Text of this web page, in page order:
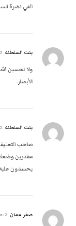
القي نضرة
بنت السلطنه 2 أكتوبر، 2018 10:23 ص
ولا تحسبن
الأبصار.
بنت السلطنه 2 أكتوبر، 2018 11:25 ص
صاحب التعليقين
مقدرين وضعك
يحسدون
صقر عمان 2 أكتوبر، 2018 11:32 ص